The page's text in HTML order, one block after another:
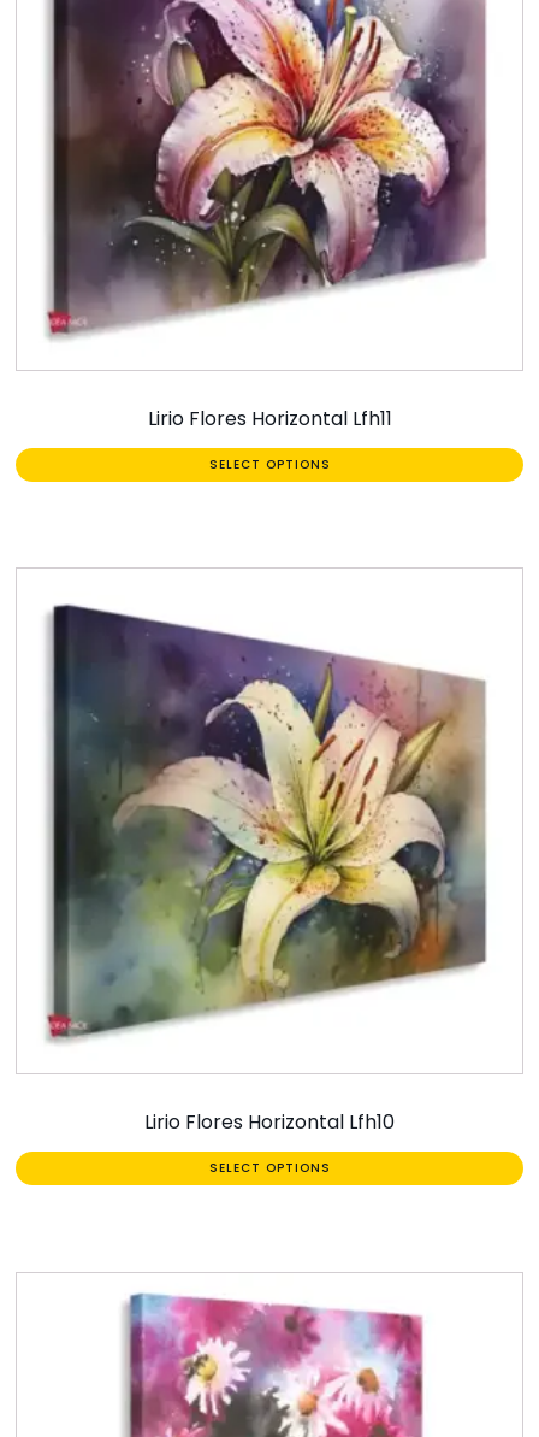
Lirio Flores Horizontal Lfh11
SELECT OPTIONS
Lirio Flores Horizontal Lfh10
SELECT OPTIONS